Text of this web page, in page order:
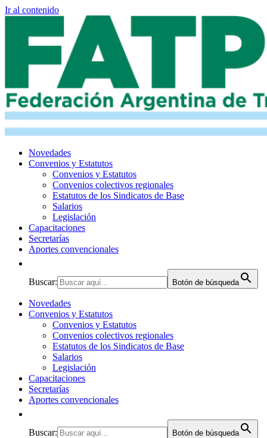
Ir al contenido
Novedades
Convenios y Estatutos
Convenios y Estatutos
Convenios colectivos regionales
Estatutos de los Sindicatos de Base
Salarios
Legislación
Capacitaciones
Secretarías
Aportes convencionales
Buscar: Botón de búsqueda
Novedades
Convenios y Estatutos
Convenios y Estatutos
Convenios colectivos regionales
Estatutos de los Sindicatos de Base
Salarios
Legislación
Capacitaciones
Secretarías
Aportes convencionales
Buscar: Botón de búsqueda